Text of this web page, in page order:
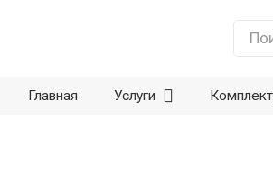
Главная Услуги